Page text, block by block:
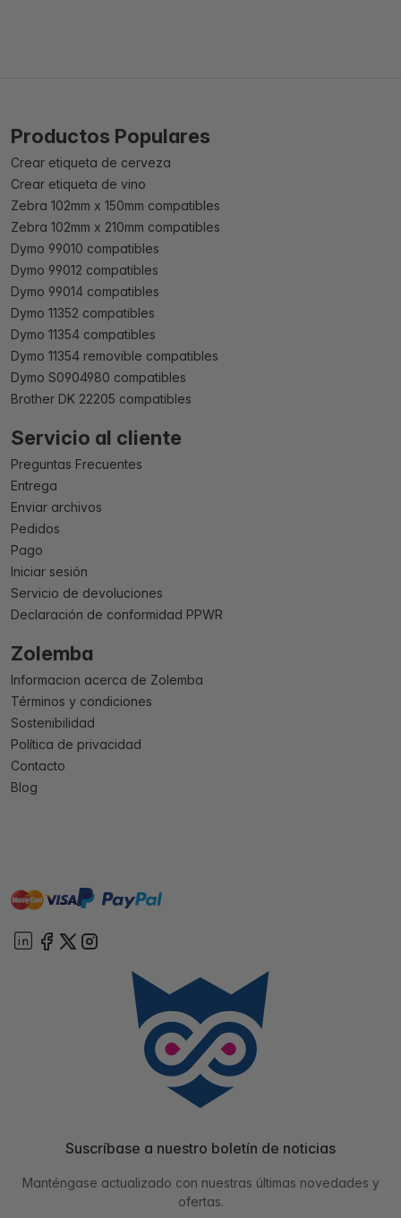
Productos Populares
Crear etiqueta de cerveza
Crear etiqueta de vino
Zebra 102mm x 150mm compatibles
Zebra 102mm x 210mm compatibles
Dymo 99010 compatibles
Dymo 99012 compatibles
Dymo 99014 compatibles
Dymo 11352 compatibles
Dymo 11354 compatibles
Dymo 11354 removible compatibles
Dymo S0904980 compatibles
Brother DK 22205 compatibles
Servicio al cliente
Preguntas Frecuentes
Entrega
Enviar archivos
Pedidos
Pago
Iniciar sesión
Servicio de devoluciones
Declaración de conformidad PPWR
Zolemba
Informacion acerca de Zolemba
Términos y condiciones
Sostenibilidad
Política de privacidad
Contacto
Blog
mastervisa paypal
Suscríbase a nuestro boletín de noticias
Manténgase actualizado con nuestras últimas novedades y
ofertas.